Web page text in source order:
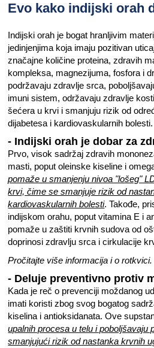
Evo kako indijski orah
Indijski orah je bogat hranljivim
jedinjenjima koja imaju pozitivan
značajne količine proteina, zdravih
kompleksa, magnezijuma, fosfora i
podržavaju zdravlje srca,
imuni sistem, održavaju zdravlje
šećera u krvi i smanjuju rizik od
dijabetesa i kardiovaskularnih bolesti.
- Indijski orah je dobar za
Prvo, visok sadržaj zdravih
masti, poput oleinske kiseline i
pomaže u smanjenju nivoa "lošeg"
krvi, čime se smanjuje rizik od
kardiovaskularnih bolesti. Takođe,
indijskom orahu, poput vitamina E i
pomaže u zaštiti krvnih sudova od
doprinosi zdravlju srca i cirkulacije
Pročitajte više informacija i o rotkvici.
- Deluje preventivno protiv
Kada je reč o prevenciji moždanog
imati koristi zbog svog bogatog
kiselina i antioksidanata. Ove
upalnih procesa u telu i poboljšavaju
smanjujući rizik od nastanka krvnih